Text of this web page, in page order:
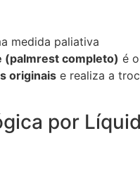
medida paliativa
(palmrest completo) é
originais e realiza a
por